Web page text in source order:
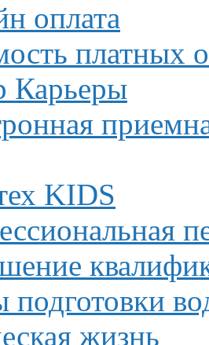
оплата
платных
Карьеры
KIDS
подготовки
жизнь